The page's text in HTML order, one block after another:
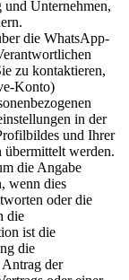
Unternehmen,
die WhatsApp-
zu kontaktieren,
Konto)
in der
und Ihrer
übermittelt werden.
die Angabe
wenn dies
oder die
die
ist die
die
der